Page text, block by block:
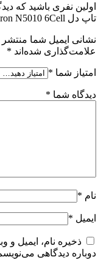
اولین نفری باشید که
تاپ دل Battery Dell Inspiron N5010 6Cell”
نشانی ایمیل شما
علامت‌گذاری شده‌اند *
امتیاز شما *
دیدگاه شما *
نام *
ایمیل *
ذخیره نام، ایمیل
دوباره دیدگاهی